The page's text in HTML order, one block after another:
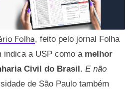
Folha, feito pelo jornal Folha
indica a USP como a melhor
Civil do Brasil. E não
de São Paulo também